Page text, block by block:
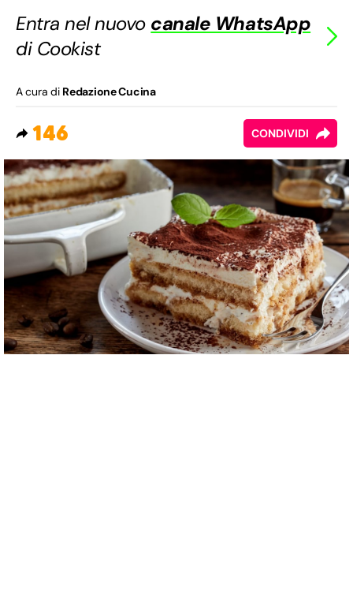
Entra nel nuovo canale WhatsApp
di Cookist
A cura di Redazione Cucina
146 CONDIVIDI